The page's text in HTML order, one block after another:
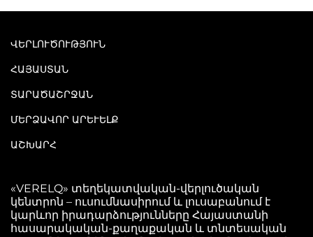
ՎԵՐԼՈՒԾՈՒԹՅՈՒՆ
ՀԱՅԱՍՏԱՆ
ՏԱՐԱԾԱՇՐՋԱՆ
ՄԵՐՁԱՎՈՐ ԱՐԵՒԵԼՔ
ԱՇԽԱՐՀ
«VERELQ» տեղեկատվական-վերլուծական
կենտրոն – ուսումնասիրում և լուսաբանում է
կարևոր իրադարձությունները Հայաստանի
հասարակական-քաղաքական և տնտեսական